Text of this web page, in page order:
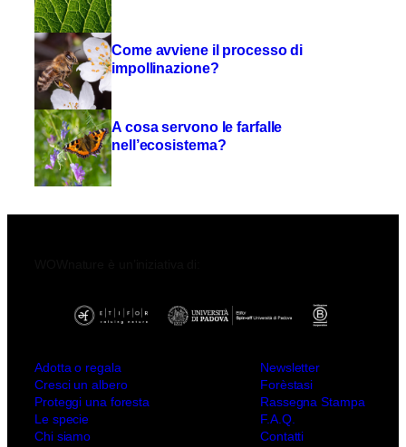
Come avviene il processo di
impollinazione?
A cosa servono le farfalle
nell’ecosistema?
Adotta o regala
Cresci un albero
Proteggi una foresta
Le specie
Chi siamo
Newsletter
Forèstasi
Rassegna Stampa
F.A.Q.
Contatti